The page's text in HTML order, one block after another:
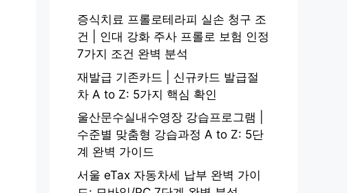
증식치료 프롤로테라피 실손 청구 조
건 | 인대 강화 주사 프롤로 보험 인정
7가지 조건 완벽 분석
재발급 기존카드 | 신규카드 발급절
차 A to Z: 5가지 핵심 확인
울산문수실내수영장 강습프로그램 |
수준별 맞춤형 강습과정 A to Z: 5단
계 완벽 가이드
서울 eTax 자동차세 납부 완벽 가이